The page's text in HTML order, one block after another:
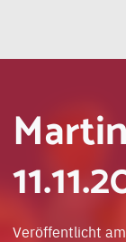
Veröffentlicht